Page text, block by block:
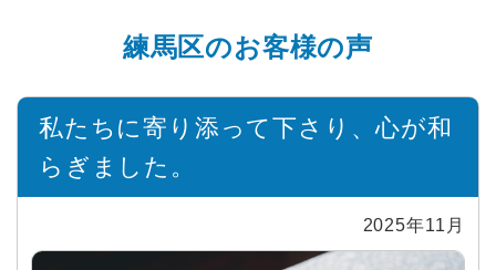
練馬区のお客様の声
私たちに寄り添って下さり、心が和
らぎました。
2025年11月